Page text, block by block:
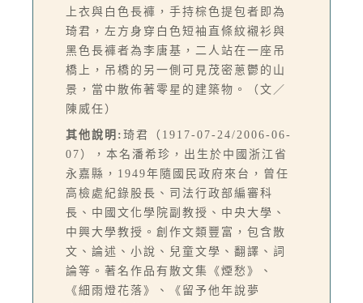
上衣與白色長褲，手持棕色提包者即為
琦君，左方身穿白色短袖直條紋襯衫與
黑色長褲者為李唐基，二人站在一座吊
橋上，吊橋的另一側可見茂密蔥鬱的山
景，當中散佈著零星的建築物。（文／
陳威任）
其他說明: 琦君（1917-07-24/2006-06-
07），本名潘希珍，出生於中國浙江省
永嘉縣，1949年隨國民政府來台，曾任
高檢處紀錄股長、司法行政部編審科
長、中國文化學院副教授、中央大學、
中興大學教授。創作文類豐富，包含散
文、論述、小說、兒童文學、翻譯、詞
論等。著名作品有散文集《煙愁》、
《細雨燈花落》、《留予他年說夢